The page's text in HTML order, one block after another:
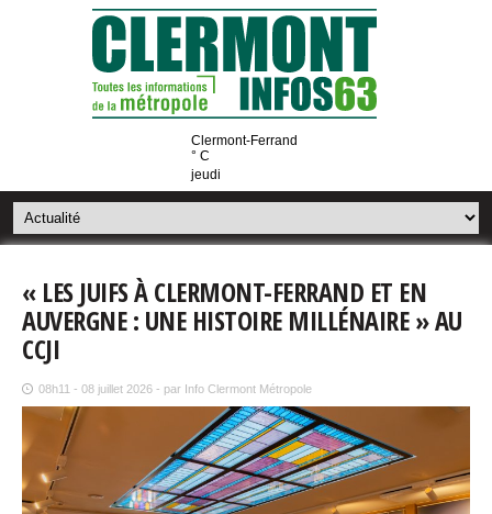
Clermont-Ferrand
° C
jeudi
« LES JUIFS À CLERMONT-FERRAND ET EN
AUVERGNE : UNE HISTOIRE MILLÉNAIRE » AU
CCJI
08h11 - 08 juillet 2026 - par Info Clermont Métropole